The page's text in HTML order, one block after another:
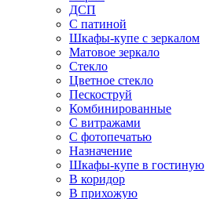
ДСП
С патиной
Шкафы-купе с зеркалом
Матовое зеркало
Стекло
Цветное стекло
Пескоструй
Комбинированные
С витражами
С фотопечатью
Назначение
Шкафы-купе в гостиную
В коридор
В прихожую